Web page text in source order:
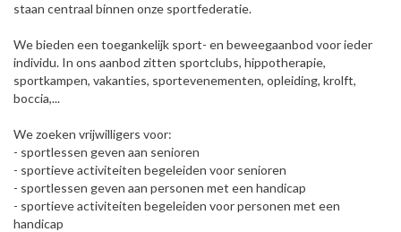
staan centraal binnen onze sportfederatie.
We bieden een toegankelijk sport- en beweegaanbod voor ieder
individu. In ons aanbod zitten sportclubs, hippotherapie,
sportkampen, vakanties, sportevenementen, opleiding, krolft,
boccia,...
We zoeken vrijwilligers voor:
- sportlessen geven aan senioren
- sportieve activiteiten begeleiden voor senioren
- sportlessen geven aan personen met een handicap
- sportieve activiteiten begeleiden voor personen met een
handicap